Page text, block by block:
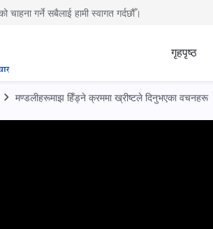
चाहना गर्ने सबैलाई हामी स्वागत गर्दछौँ।
गृहपृष्ठ
मण्डलीहरूमाझ हिँड्ने क्रममा ख्रीष्‍टले दिनुभएका वचनहरू